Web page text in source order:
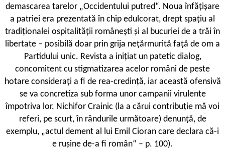
demascarea tarelor „Occidentului putred“. Noua înfățișare
a patriei era prezentată în chip edulcorat, drept spațiu al
tradiționalei ospitalității românești și al bucuriei de a trăi în
libertate – posibilă doar prin grija nețărmurită față de om a
Partidului unic. Revista a inițiat un patetic dialog,
concomitent cu stigmatizarea acelor români de peste
hotare considerați a fi de rea-credință, iar această ofensivă
se va concretiza sub forma unor campanii virulente
împotriva lor. Nichifor Crainic (la a cărui contribuție mă voi
referi, pe scurt, în rândurile următoare) denunță, de
exemplu, „actul dement al lui Emil Cioran care declara că-i
e rușine de-a fi român“ – p. 100).